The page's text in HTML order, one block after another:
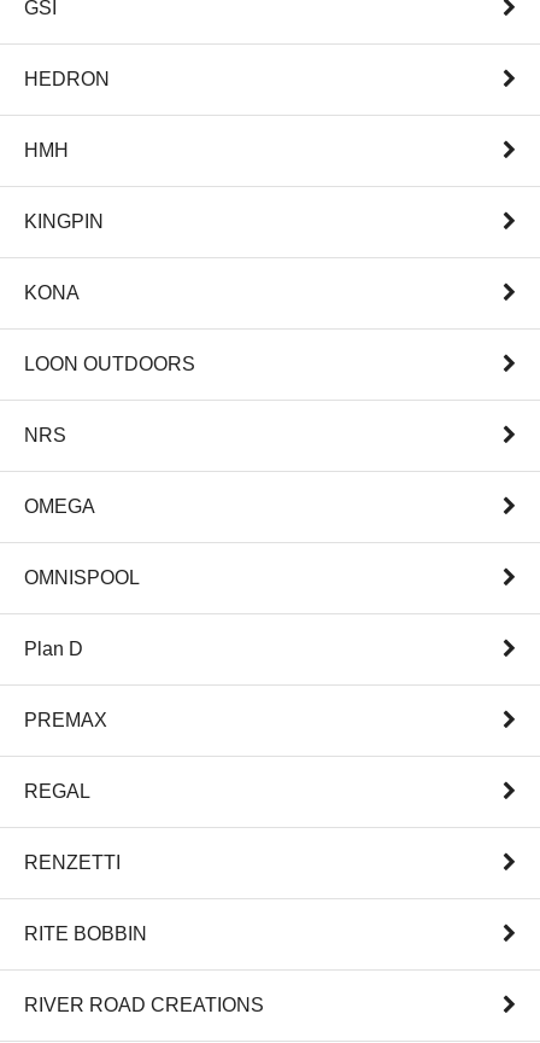
GSI
HEDRON
HMH
KINGPIN
KONA
LOON OUTDOORS
NRS
OMEGA
OMNISPOOL
Plan D
PREMAX
REGAL
RENZETTI
RITE BOBBIN
RIVER ROAD CREATIONS